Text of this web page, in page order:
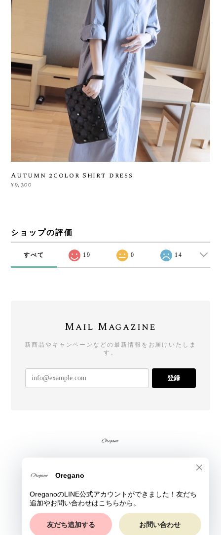
Autumn 2color Shirt dress
¥9,300
ショップの評価
すべて 19 0 14
Mail Magazine
新商品やキャンペーンなどの最新情報をお届けいたしま
す。
登録